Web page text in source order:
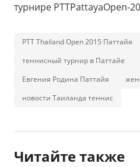
турнире PTTPattayaOpen-
PTT Thailand Open 2015 Паттайя
теннисный турнир в Паттайе
Евгения Родина Паттайя
новости Таиланда теннис
Читайте также